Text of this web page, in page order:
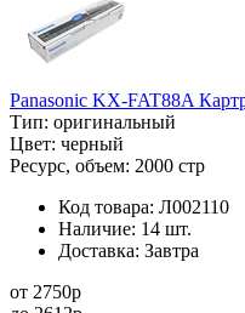
Panasonic KX-FAT88A
Тип: оригинальный
Цвет: черный
Ресурс, объем: 2000 стр
Код товара: Л002110
Наличие: 14 шт.
Доставка: Завтра
от 2750p